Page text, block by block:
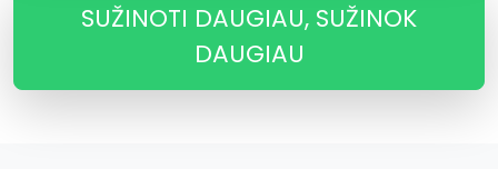
SUŽINOTI DAUGIAU, SUŽINOK
DAUGIAU